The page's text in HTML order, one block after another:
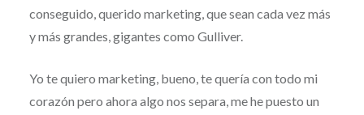
conseguido, querido marketing, que sean cada vez más
y más grandes, gigantes como Gulliver.
Yo te quiero marketing, bueno, te quería con todo mi
corazón pero ahora algo nos separa, me he puesto un